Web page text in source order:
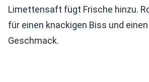
Limettensaft fügt Frische hinzu.
für einen knackigen Biss und
Geschmack.